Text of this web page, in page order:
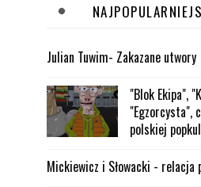
Julian Tuwim- Zakazane utwory
"Blok Ekipa",
"Egzorcysta",
polskiej
Mickiewicz i Słowacki - relacja